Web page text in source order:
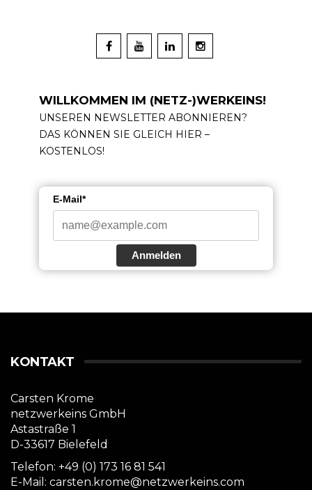
WILLKOMMEN IM (NETZ-)WERKEINS!
UNSEREN NEWSLETTER ABONNIEREN?
DAS KÖNNEN SIE GLEICH HIER –
KOSTENLOS!
E-Mail*
Anmelden
KONTAKT
Carsten Krome
netzwerkeins GmbH
Astastraße 1
D-33617 Bielefeld
Telefon: +49 (0) 173 16 81 541
E-Mail: carsten.krome@netzwerkeins.com